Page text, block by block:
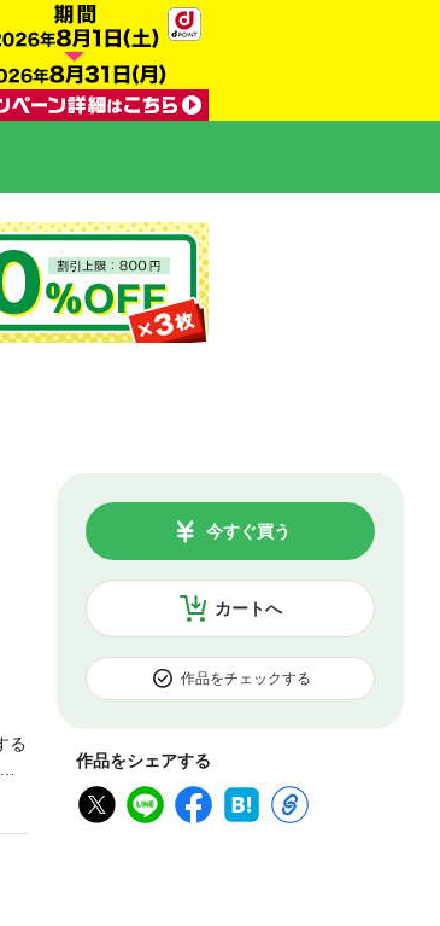
カートへ
今すぐ買う
作品をチェックする
作品をシェアする
る